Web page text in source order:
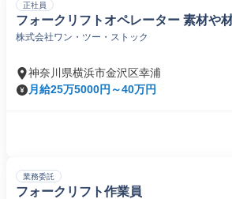
正社員
フォークリフトオペレーター 素材や
株式会社ワン・ツー・ストック
神奈川県横浜市金沢区幸浦
月給25万5000円～40万円
業務委託
フォークリフト作業員